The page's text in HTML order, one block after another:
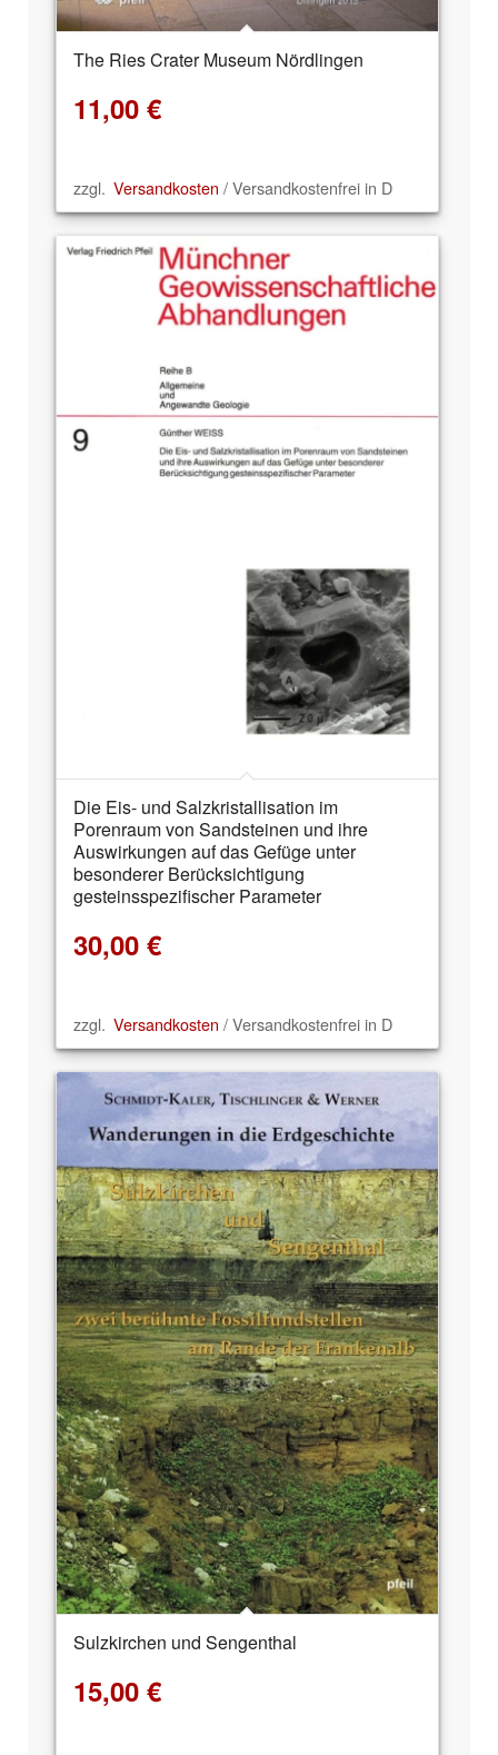
The Ries Crater Museum Nördlingen
11,00 €
zzgl. Versandkosten / Versandkostenfrei in D
Die Eis- und Salzkristallisation im
Porenraum von Sandsteinen und ihre
Auswirkungen auf das Gefüge unter
besonderer Berücksichtigung
gesteinsspezifischer Parameter
30,00 €
zzgl. Versandkosten / Versandkostenfrei in D
Sulzkirchen und Sengenthal
15,00 €